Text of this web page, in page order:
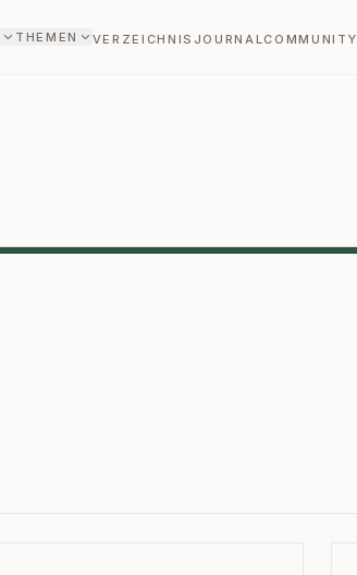
THEMEN VERZEICHNIS JOURNAL COMMUNITY